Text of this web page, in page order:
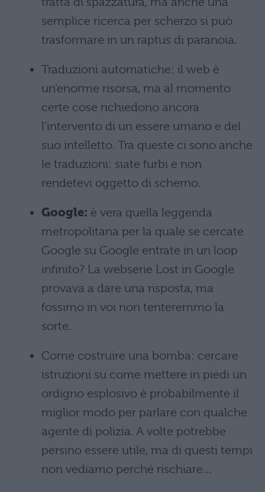
semplice ricerca per scherzo si può
trasformare in un raptus di paranoia.
Traduzioni automatiche: il web è
un’enorme risorsa, ma al momento
certe cose richiedono ancora
l’intervento di un essere umano e del
suo intelletto. Tra queste ci sono anche
le traduzioni: siate furbi e non
rendetevi oggetto di scherno.
Google: è vera quella leggenda
metropolitana per la quale se cercate
Google su Google entrate in un loop
infinito? La webserie Lost in Google
provava a dare una risposta, ma
fossimo in voi non tenteremmo la
sorte.
Come costruire una bomba: cercare
istruzioni su come mettere in piedi un
ordigno esplosivo è probabilmente il
miglior modo per parlare con qualche
agente di polizia. A volte potrebbe
persino essere utile, ma di questi tempi
non vediamo perché rischiare…